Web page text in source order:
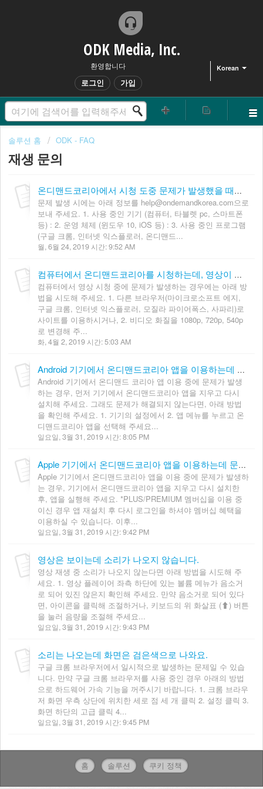
ODK Media, Inc.
Korean
환영합니다
로그인 가입
솔루션 홈 ODK - FAQ
재생 문의
온디맨드코리아에서 시청 도중 문제가 발생했을 때에는 어떻게 해야 하나요?
문제 발생 시에는 아래 정보를 help@ondemandkorea.com으로
보내 주세요. 1. 사용 중인 기기 (컴퓨터, 타블렛 pc, 스마트폰
등) : 2. 운영 체제 (윈도우 10, iOS 등) : 3. 사용 중인 프로그램
(구글 크롬, 인터넷 익스플로러, 온디맨드...
월, 6월 24, 2019 시간: 9:52 AM
컴퓨터에서 온디맨드코리아를 시청하는데, 영상이 잘 안나옵니다.
컴퓨터에서 영상 시청 중에 문제가 발생하는 경우에는 아래 방
법을 시도해 주세요. 1. 다른 브라우저(마이크로소프트 에지,
구글 크롬, 인터넷 익스플로러, 모질라 파이어폭스, 사파리)로
사이트를 이용하시거나, 2. 비디오 화질을 1080p, 720p, 540p
로 변경해 주...
화, 4월 2, 2019 시간: 5:03 AM
Android 기기에서 온디맨드코리아 앱을 이용하는데 문제가 있습니다.
Android 기기에서 온디맨드 코리아 앱 이용 중에 문제가 발생
하는 경우, 먼저 기기에서 온디맨드코리아 앱을 지우고 다시
설치해 주세요. 그래도 문제가 해결되지 않는다면, 아래 방법
을 확인해 주세요. 1. 기기의 설정에서 2. 앱 메뉴를 누르고 온
디맨드코리아 앱을 선택해 주세요...
일요일, 3월 31, 2019 시간: 8:05 PM
Apple 기기에서 온디맨드코리아 앱을 이용하는데 문제가 있습니다.
Apple 기기에서 온디맨드코리아 앱을 이용 중에 문제가 발생하
는 경우, 기기에서 온디맨드코리아 앱을 지우고 다시 설치한
후, 앱을 실행해 주세요. *PLUS/PREMIUM 멤버십을 이용 중
이신 경우 앱 재설치 후 다시 로그인을 하셔야 멤버십 혜택을
이용하실 수 있습니다. 이후...
일요일, 3월 31, 2019 시간: 9:42 PM
영상은 보이는데 소리가 나오지 않습니다.
영상 재생 중 소리가 나오지 않는다면 아래 방법을 시도해 주
세요. 1. 영상 플레이어 좌측 하단에 있는 볼륨 메뉴가 음소거
로 되어 있진 않은지 확인해 주세요. 만약 음소거로 되어 있다
면, 아이콘을 클릭해 조절하거나, 키보드의 위 화살표 (⬆︎) 버튼
을 눌러 음량을 조절해 주세요...
일요일, 3월 31, 2019 시간: 9:43 PM
소리는 나오는데 화면은 검은색으로 나와요.
구글 크롬 브라우저에서 일시적으로 발생하는 문제일 수 있습
니다. 만약 구글 크롬 브라우저를 사용 중인 경우 아래의 방법
으로 하드웨어 가속 기능을 꺼주시기 바랍니다. 1. 크롬 브라우
저 화면 우측 상단에 위치한 세로 점 세 개 클릭 2. 설정 클릭 3.
화면 하단의 고급 클릭 4...
일요일, 3월 31, 2019 시간: 9:45 PM
홈 솔루션 쿠키 정책